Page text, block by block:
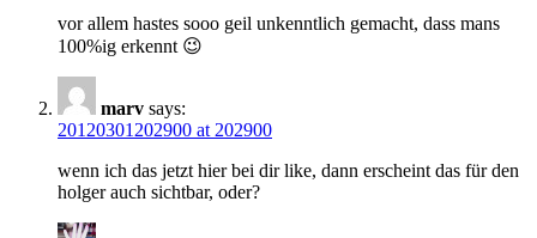
vor allem hastes sooo geil unkenntlich gemacht, dass mans
100%ig erkennt 😉
marv says:
20120301202900 at 202900
wenn ich das jetzt hier bei dir like, dann erscheint das für den
holger auch sichtbar, oder?